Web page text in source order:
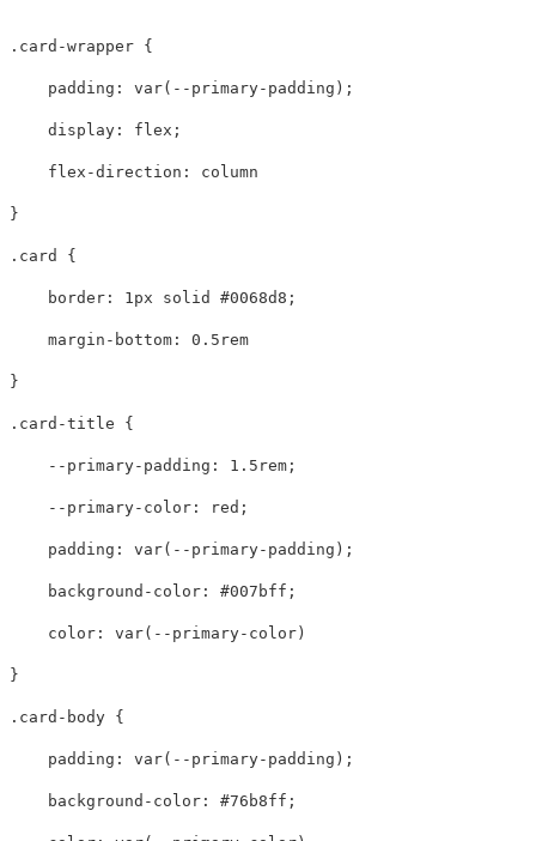
.card-wrapper {
padding : var( --primary-padding );
display : flex ;
flex-direction : column
}
.card {
border : 1px solid #0068d8 ;
margin-bottom : 0.5rem
}
.card-title {
--primary-padding : 1.5rem ;
--primary-color : red ;
padding : var( --primary-padding );
background-color : #007bff ;
color : var( --primary-color )
}
.card-body {
padding : var( --primary-padding );
background-color : #76b8ff ;